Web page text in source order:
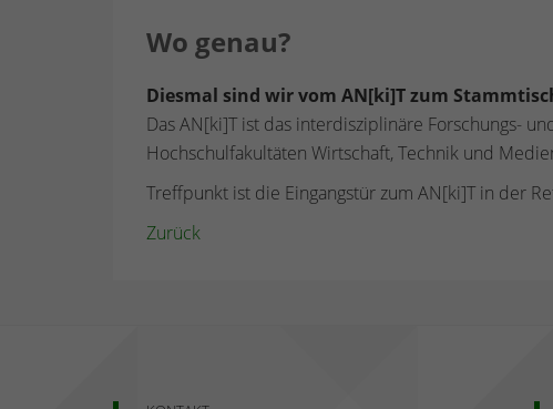
Wo genau?
Diesmal sind wir vom AN[ki]T zum
Das AN[ki]T ist das interdisziplinäre Forschungs-
Hochschulfakultäten Wirtschaft, Technik und
Treffpunkt ist die Eingangstür zum AN[ki]T in der
Zurück